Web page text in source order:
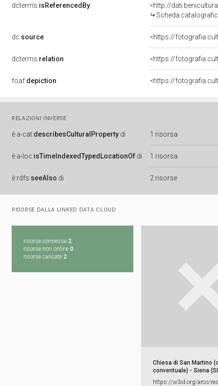
dcterms:isReferencedBy
<http://
Scheda
dc:source <https://
dcterms:relation <https://
foaf:depiction
RELAZIONI INVERSE
è a-cat:describesCulturalProperty di 1 risorsa
è a-loc:isTimeIndexedTypedLocationOf di 1 risorsa
è rdfs:seeAlso di 2 risorse
RISORSE DALLA LINKED DATA CLOUD
risorse connesse 2
risorse non online 0
risorse caricate 2
Chiesa di San Martino
conventuale) - Siena
https:​/​/​w3id.​org/​arco/​